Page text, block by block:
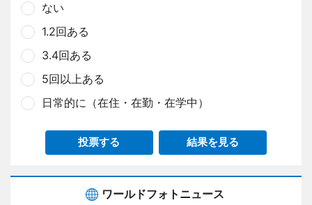
ない
1.2回ある
3.4回ある
5回以上ある
日常的に（在住・在勤・在学中）
投票する 結果を見る
ワールドフォトニュース